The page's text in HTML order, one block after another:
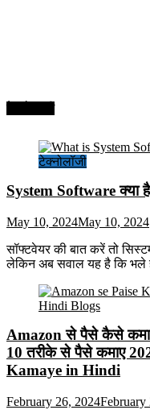
टेक्नोलॉजी
System Software क्या
May 10, 2024May 10, 2024
सॉफ्टवेयर की बात करें तो
लेकिन अब सवाल यह है कि भले
Amazon से पैसे कैसे
10 तरीके से पैसे कमाए
Kamaye in Hindi
February 26, 2024February